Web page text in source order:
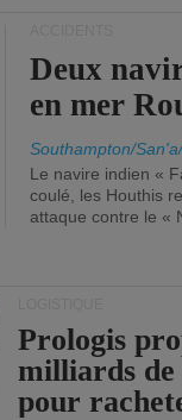
Deux
en mer
Southampton/
Le navire indien «
coulé, les Houthis
attaque contre le «
Prologis
milliards
pour